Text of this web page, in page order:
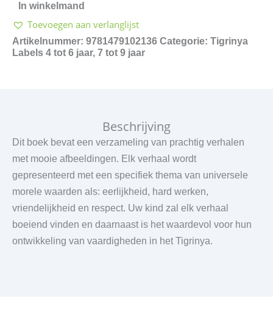
Tigrinya
aantal
In winkelmand
Toevoegen aan verlanglijst
Artikelnummer: 9781479102136 Categorie: Tigrinya
Labels 4 tot 6 jaar, 7 tot 9 jaar
Beschrijving
Dit boek bevat een verzameling van prachtig verhalen
met mooie afbeeldingen. Elk verhaal wordt
gepresenteerd met een specifiek thema van universele
morele waarden als: eerlijkheid, hard werken,
vriendelijkheid en respect. Uw kind zal elk verhaal
boeiend vinden en daarnaast is het waardevol voor hun
ontwikkeling van vaardigheden in het Tigrinya.